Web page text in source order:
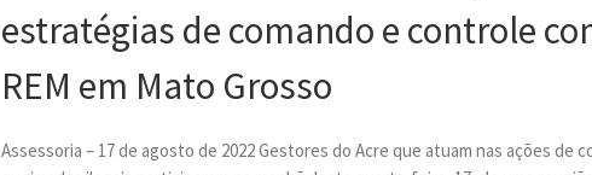
estratégias de comando e controle
REM em Mato Grosso
Assessoria – 17 de agosto de 2022 Gestores do Acre que atuam nas ações de